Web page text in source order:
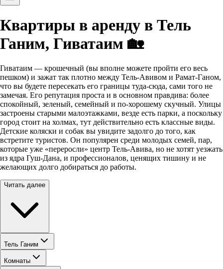
Квартиры в аренду в Тель
Ганим, Гиватаим 🏡
Гиватаим — крошечный (вы вполне можете пройти его весь
пешком) и зажат так плотно между Тель-Авивом и Рамат-Ганом,
что вы будете пересекать его границы туда-сюда, сами того не
замечая. Его репутация проста и в основном правдива: более
спокойный, зеленый, семейный и по-хорошему скучный. Улицы
застроены старыми малоэтажками, везде есть парки, а поскольку
город стоит на холмах, тут действительно есть классные виды.
Детские коляски и собак вы увидите задолго до того, как
встретите туристов. Он популярен среди молодых семей, пар,
которые уже «переросли» центр Тель-Авива, но не хотят уезжать
из ядра Гуш-Дана, и профессионалов, ценящих тишину и не
желающих долго добираться до работы.
Читать далее
Тель Ганим
Комнаты